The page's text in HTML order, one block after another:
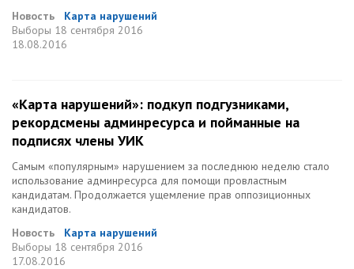
Новость
Карта нарушений
Выборы 18 сентября 2016
18.08.2016
«Карта нарушений»: подкуп подгузниками,
рекордсмены админресурса и пойманные на
подписях члены УИК
Самым «популярным» нарушением за последнюю неделю стало
использование админресурса для помощи провластным
кандидатам. Продолжается ущемление прав оппозиционных
кандидатов.
Новость
Карта нарушений
Выборы 18 сентября 2016
17.08.2016